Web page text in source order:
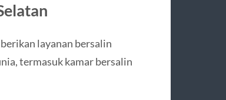
layanan bersalin
termasuk kamar bersalin